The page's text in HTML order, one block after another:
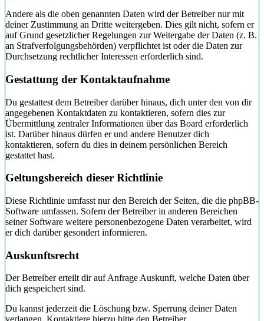
Andere als die oben genannten Daten wird der Betreiber nur mit
deiner Zustimmung an Dritte weitergeben. Dies gilt nicht, sofern er
auf Grund gesetzlicher Regelungen zur Weitergabe der Daten (z. B.
an Strafverfolgungsbehörden) verpflichtet ist oder die Daten zur
Durchsetzung rechtlicher Interessen erforderlich sind.
Gestattung der Kontaktaufnahme
Du gestattest dem Betreiber darüber hinaus, dich unter den von dir
angegebenen Kontaktdaten zu kontaktieren, sofern dies zur
Übermittlung zentraler Informationen über das Board erforderlich
ist. Darüber hinaus dürfen er und andere Benutzer dich
kontaktieren, sofern du dies in deinem persönlichen Bereich
gestattet hast.
Geltungsbereich dieser Richtlinie
Diese Richtlinie umfasst nur den Bereich der Seiten, die die phpBB-
Software umfassen. Sofern der Betreiber in anderen Bereichen
seiner Software weitere personenbezogene Daten verarbeitet, wird
er dich darüber gesondert informieren.
Auskunftsrecht
Der Betreiber erteilt dir auf Anfrage Auskunft, welche Daten über
dich gespeichert sind.
Du kannst jederzeit die Löschung bzw. Sperrung deiner Daten